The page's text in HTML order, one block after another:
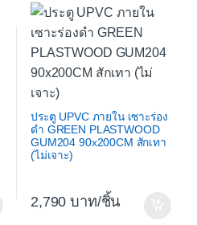
ประตู UPVC ภายใน เซาะร่อง
ดำ GREEN PLASTWOOD
GUM204 90x200CM สักเทา
(ไม่เจาะ)
2,790 /ชิ้น